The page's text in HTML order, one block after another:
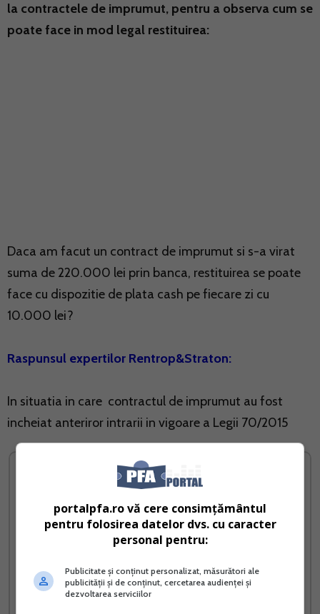
la contractele de imprumut, pentru a observa cum se
poate face in mod legal restituirea:
Daca am facut un contract de imprumut si s-a virat
suma de 220.000 lei prin banca, restituirea se poate
face cu dispozitie de plata cash pe fiecare zi cu
10.000 lei?
Raspunsul expertilor Rentrop&Straton:
In situatia in care contractul de imprumut au fost
incheiat anteriror intrarii in vigoare a Legii 70/2015
portalpfa.ro vă cere consimțământul
pentru folosirea datelor dvs. cu caracter
personal pentru:
Publicitate și conținut personalizat, măsurători ale
publicității și de conținut, cercetarea audienței și
dezvoltarea serviciilor